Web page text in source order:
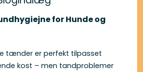
for Hunde og
tænder er perfekt tilpasset
kost – men tandproblemer